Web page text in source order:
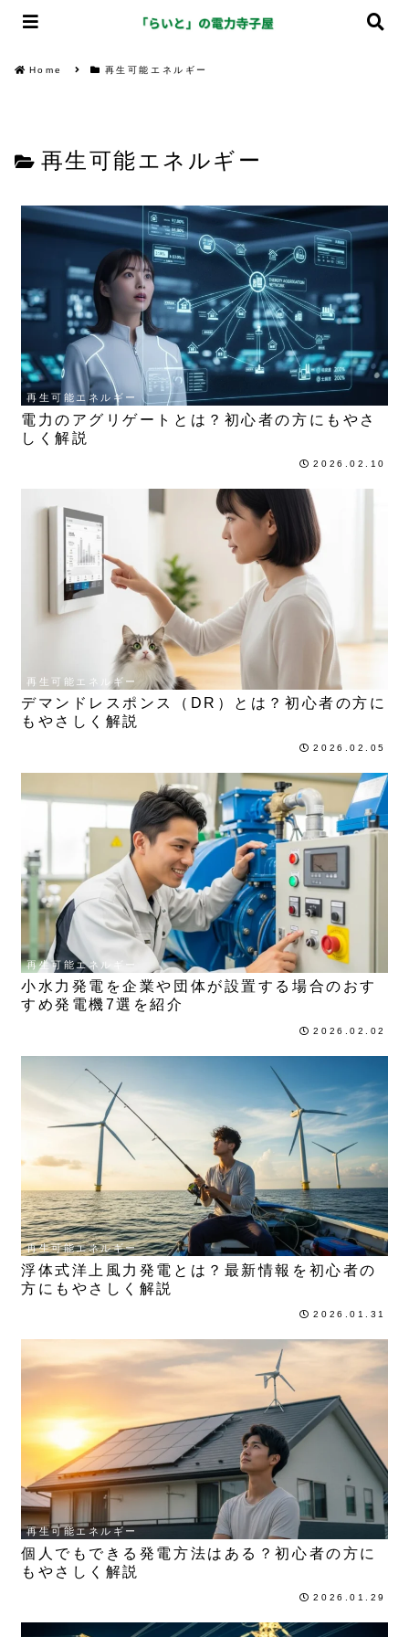
Home 再生可能エネルギー
再生可能エネルギー
再生可能エネルギー
電力のアグリゲートとは？初心者の方にもやさ
しく解説
2026.02.10
再生可能エネルギー
デマンドレスポンス（DR）とは？初心者の方に
もやさしく解説
2026.02.05
再生可能エネルギー
小水力発電を企業や団体が設置する場合のおす
すめ発電機7選を紹介
2026.02.02
再生可能エネルギー
浮体式洋上風力発電とは？最新情報を初心者の
方にもやさしく解説
2026.01.31
再生可能エネルギー
個人でもできる発電方法はある？初心者の方に
もやさしく解説
2026.01.29